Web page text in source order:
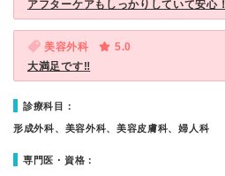
アフターケアもしっかりしていて安心！
美容外科
5.0
大満足です‼
診療科目：
形成外科、美容外科、美容皮膚科、婦人科
専門医・資格：